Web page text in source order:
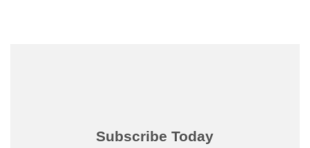
Subscribe Today